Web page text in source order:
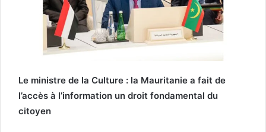
Le ministre de la Culture : la Mauritanie a fait de
l’accès à l’information un droit fondamental du
citoyen